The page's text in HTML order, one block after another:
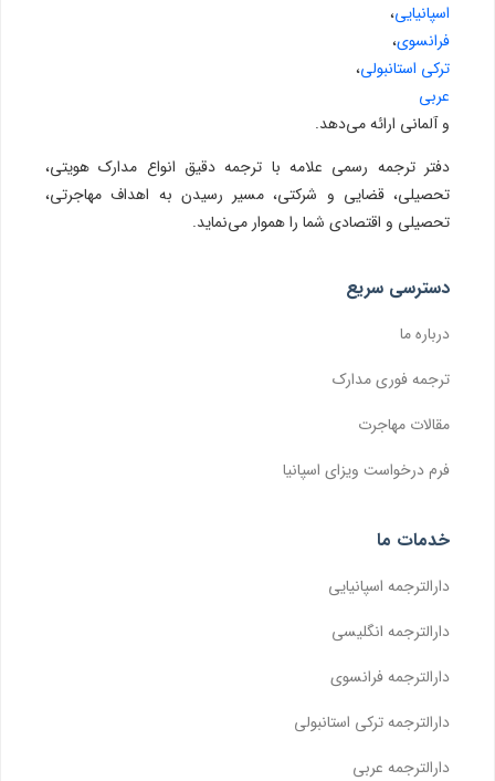
اسپانیایی،
فرانسوی،
ترکی استانبولی،
عربی
و آلمانی ارائه می‌دهد.
دفتر ترجمه رسمی علامه با ترجمه دقیق انواع مدارک هویتی،
تحصیلی، قضایی و شرکتی، مسیر رسیدن به اهداف مهاجرتی،
تحصیلی و اقتصادی شما را هموار می‌نماید.
دسترسی سریع
درباره ما
ترجمه فوری مدارک
مقالات مهاجرت
فرم درخواست ویزای اسپانیا
خدمات ما
دارالترجمه اسپانیایی
دارالترجمه انگلیسی
دارالترجمه فرانسوی
دارالترجمه ترکی استانبولی
دارالترجمه عربی